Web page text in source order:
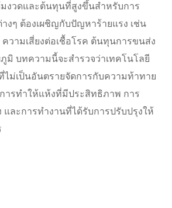
งวดและต้นทุนที่สูงขึ้นสำหรับการ
งๆ ต้องเผชิญกับปัญหาร้ายแรง เช่น
วามเสี่ยงต่อเชื้อโรค ต้นทุนการขนส่ง
มิ บทความนี้จะสำรวจว่าเทคโนโลยี
ไม่เป็นอันตรายจัดการกับความท้าทาย
ารทำให้แห้งที่มีประสิทธิภาพ การ
ละการทำงานที่ได้รับการปรับปรุงให้